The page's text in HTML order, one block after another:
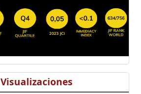
Visualizaciones